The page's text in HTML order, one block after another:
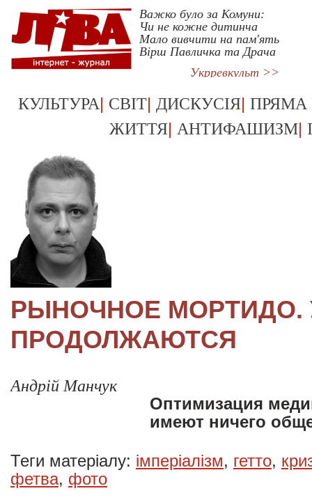
Важко було за Комуни:
Чи не кожне дитинча
Мало вивчити на пам'ять
Вірш Павличка та Драча
Укрревкульт >>
КУЛЬТУРА| СВІТ| ДИСКУСІЯ| ПРЯМА
ЖИТТЯ| АНТИФАШИЗМ|
РЫНОЧНОЕ МОРТИДО.
ПРОДОЛЖАЮТСЯ
Андрій Манчук
Оптимизация
имеют ничего
Теги матеріалу: імперіалізм, гетто,
фетва, фото